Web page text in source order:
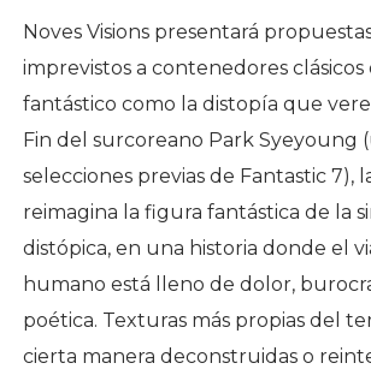
Noves Visions presentará
imprevistos a contenedores
fantástico como la distopía que
Fin del surcoreano Park Syeyoung
selecciones previas de Fantastic 7),
reimagina la figura fantástica de la
distópica, en una historia donde el
humano está lleno de dolor,
poética. Texturas más propias del
cierta manera deconstruidas o